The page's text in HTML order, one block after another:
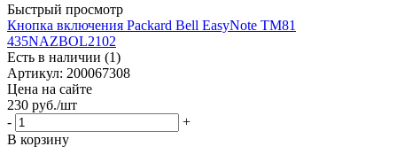
Быстрый просмотр
Кнопка включения Packard Bell EasyNote TM81
435NAZBOL2102
Есть в наличии (1)
Артикул: 200067308
Цена на сайте
230 руб./шт
-
+
В корзину